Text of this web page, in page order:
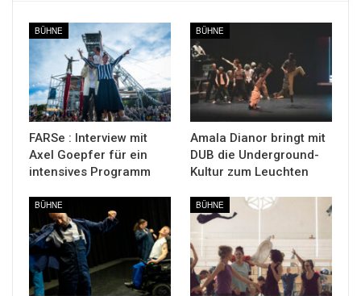
BÜHNE
FARSe : Interview mit
Axel Goepfer für ein
intensives Programm
BÜHNE
Amala Dianor bringt mit
DUB die Underground-
Kultur zum Leuchten
BÜHNE BÜHNE